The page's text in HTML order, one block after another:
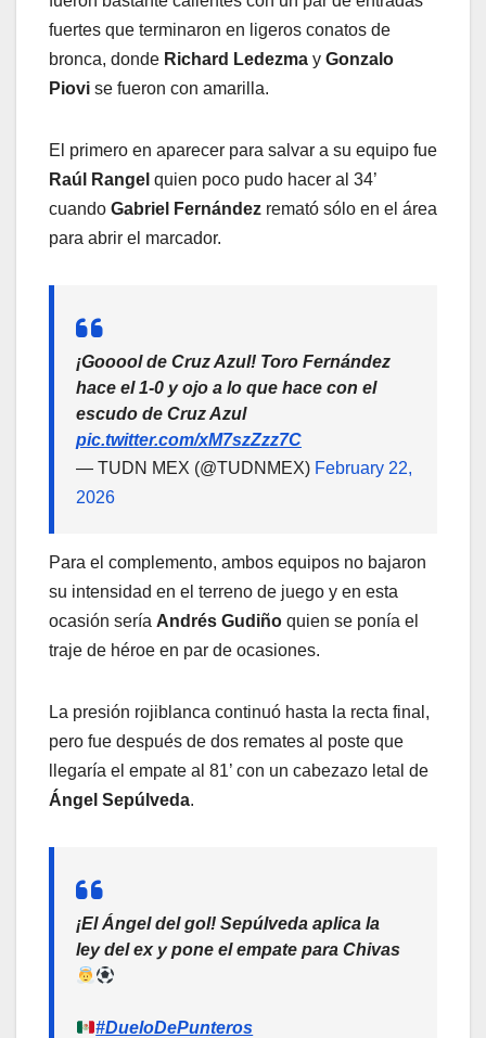
fuertes que terminaron en ligeros conatos de
bronca, donde Richard Ledezma y Gonzalo
Piovi se fueron con amarilla.
El primero en aparecer para salvar a su equipo fue
Raúl Rangel quien poco pudo hacer al 34’
cuando Gabriel Fernández remató sólo en el área
para abrir el marcador.
¡Gooool de Cruz Azul! Toro Fernández
hace el 1-0 y ojo a lo que hace con el
escudo de Cruz Azul
pic.twitter.com/xM7szZzz7C
— TUDN MEX (@TUDNMEX) February 22,
2026
Para el complemento, ambos equipos no bajaron
su intensidad en el terreno de juego y en esta
ocasión sería Andrés Gudiño quien se ponía el
traje de héroe en par de ocasiones.
La presión rojiblanca continuó hasta la recta final,
pero fue después de dos remates al poste que
llegaría el empate al 81’ con un cabezazo letal de
Ángel Sepúlveda.
¡El Ángel del gol! Sepúlveda aplica la
ley del ex y pone el empate para Chivas
#DueloDePunteros